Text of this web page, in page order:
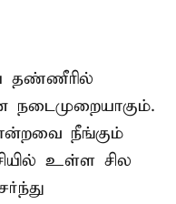
தண்ணீரில்
நடைமுறையாகும்.
நீங்கும்
உள்ள சில